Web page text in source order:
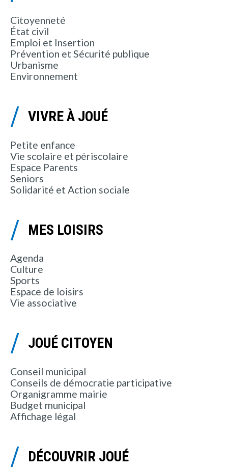
Citoyenneté
État civil
Emploi et Insertion
Prévention et Sécurité publique
Urbanisme
Environnement
VIVRE À JOUÉ
Petite enfance
Vie scolaire et périscolaire
Espace Parents
Seniors
Solidarité et Action sociale
MES LOISIRS
Agenda
Culture
Sports
Espace de loisirs
Vie associative
JOUÉ CITOYEN
Conseil municipal
Conseils de démocratie participative
Organigramme mairie
Budget municipal
Affichage légal
DÉCOUVRIR JOUÉ